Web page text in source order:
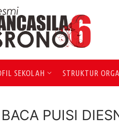
SEKOLAH STRUKTUR
PUISI